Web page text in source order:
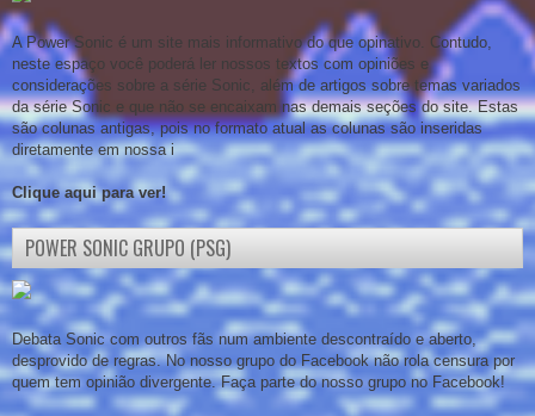
A Power Sonic é um site mais informativo do que opinativo. Contudo,
neste espaço você poderá ler nossos textos com opiniões e
considerações sobre a série Sonic, além de artigos sobre temas variados
da série Sonic e que não se encaixam nas demais seções do site. Estas
são colunas antigas, pois no formato atual as colunas são inseridas
diretamente em nossa i
Clique aqui para ver!
POWER SONIC GRUPO (PSG)
Debata Sonic com outros fãs num ambiente descontraído e aberto,
desprovido de regras. No nosso grupo do Facebook não rola censura por
quem tem opinião divergente. Faça parte do nosso grupo no Facebook!